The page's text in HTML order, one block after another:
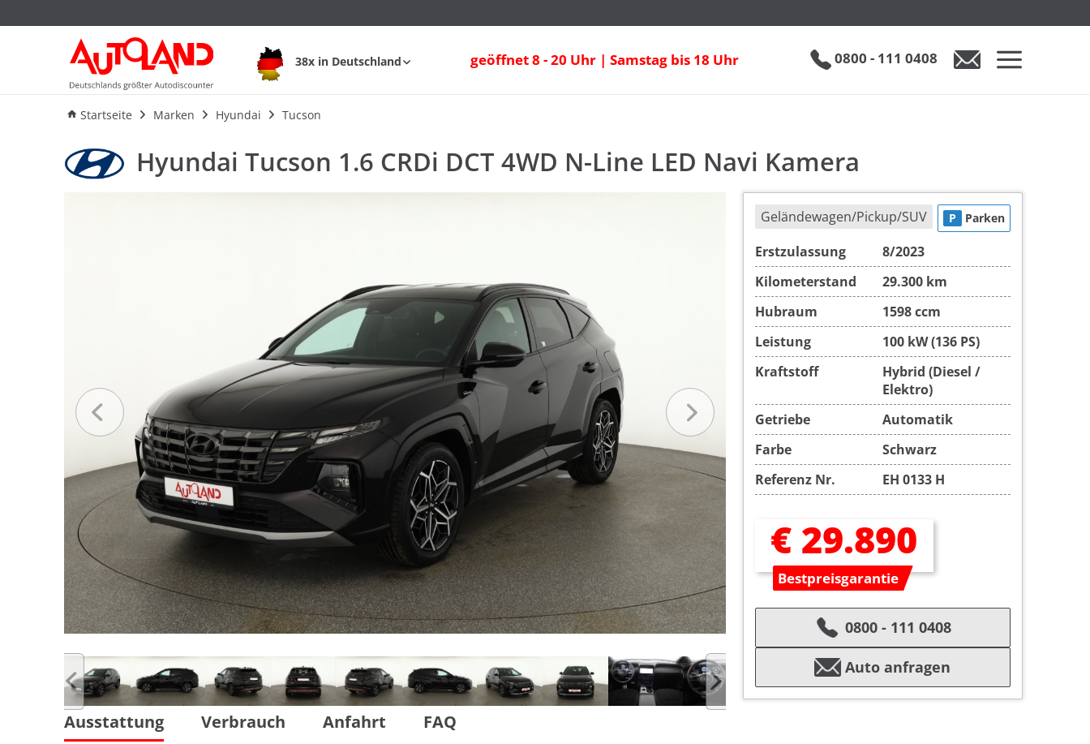
38x in Deutschland geöffnet 8 - 20 Uhr | Samstag bis 18 Uhr 0800 - 111 0408
Startseite Marken Hyundai Tucson
Hyundai Tucson 1.6 CRDi DCT 4WD N-Line LED Navi Kamera
Ausstattung Verbrauch
Hyundai Tucson 1.6 CRDi DCT 4WD N-Line LED Navi Kamera
Geländewagen/Pickup/SUV P Parken
Erstzulassung
8/2023
Kilometerstand
29.300 km
Hubraum
1598 ccm
Leistung
100 kW (136 PS)
Kraftstoff
Hybrid (Diesel /
Elektro)
Getriebe
Automatik
Farbe
Schwarz
Referenz Nr.
EH 0133 H
€ 29.890
Bestpreisgarantie
0800 - 111 0408
Auto anfragen
Ausstattung Verbrauch Anfahrt FAQ